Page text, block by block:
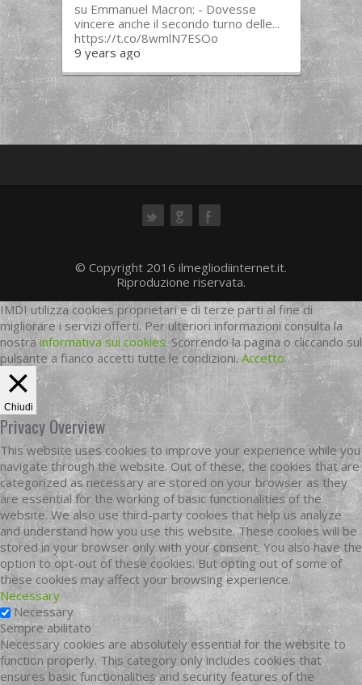
su Emmanuel Macron: - Dovesse
vincere anche il secondo turno delle...
https://t.co/8wmlN7ESOo
9 years ago
© Copyright 2016 ilmegliodiinternet.it.
Riproduzione riservata.
IMDI utilizza cookies proprietari e di terze parti al fine di
migliorare i servizi offerti. Per ulteriori informazioni consulta la
nostrainformativa sui cookies. Scorrendo la pagina o cliccando sul
pulsante a fianco accetti tutte le condizioni.Accetto
Chiudi
Privacy Overview
This website uses cookies to improve your experience while you
navigate through the website. Out of these, the cookies that are
categorized as necessary are stored on your browser as they
are essential for the working of basic functionalities of the
website. We also use third-party cookies that help us analyze
and understand how you use this website. These cookies will be
stored in your browser only with your consent. You also have the
option to opt-out of these cookies. But opting out of some of
these cookies may affect your browsing experience.
Necessary
Necessary
Sempre abilitato
Necessary cookies are absolutely essential for the website to
function properly. This category only includes cookies that
ensures basic functionalities and security features of the